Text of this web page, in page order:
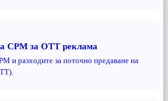
CPM за OTT реклама
и разходите за поточно предаване на